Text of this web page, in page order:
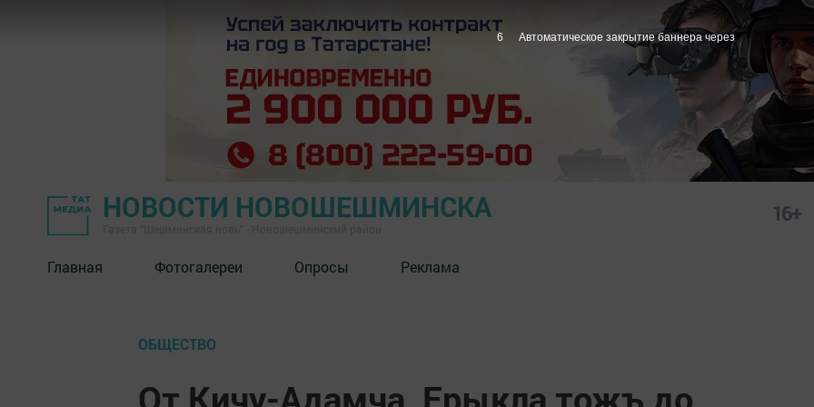
НОВОСТИ НОВОШЕШМИНСКА 16+
Главная Фотогалереи Опросы Реклама
ОБЩЕСТВО
От Кичу-Адамча, Ерыкла тожъ до
5 Автоматическое закрытие баннера через